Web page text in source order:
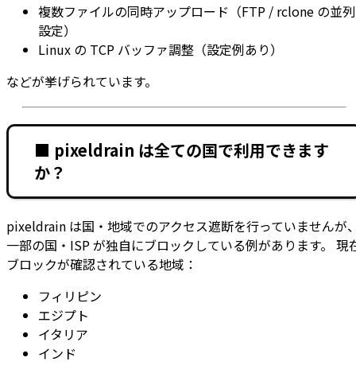
複数ファイルの同時アップロード（FTP / rclone の並列
設定）
Linux の TCP バッファ調整（設定例あり）
などが挙げられています。
■ pixeldrain は全ての国で利用できます
か？
pixeldrain は国・地域でのアクセス遮断を行っていませんが
一部の国・ISP が独自にブロックしている例があります。 現
ブロックが確認されている地域：
フィリピン
エジプト
イタリア
インド